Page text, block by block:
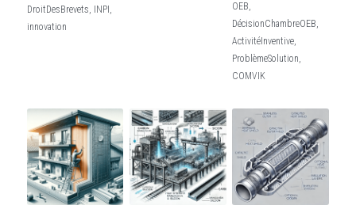
DroitDesBrevets,
INPI,
innovation
OEB,
DécisionChambreOEB,
ActivitéInventive,
ProblèmeSolution,
COMVIK